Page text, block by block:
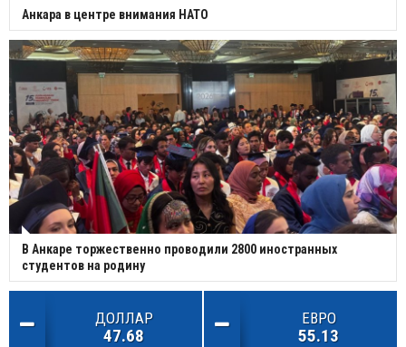
Анкара в центре внимания НАТО
В Анкаре торжественно проводили 2800 иностранных
студентов на родину
ДОЛЛАР
47.68
ЕВРО
55.13